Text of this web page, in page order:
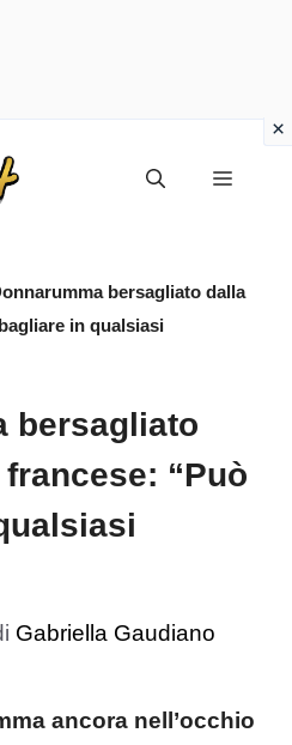
Menu
bersagliato dalla
in qualsiasi
bersagliato
“Può
Gabriella Gaudiano
ancora nell’occhio